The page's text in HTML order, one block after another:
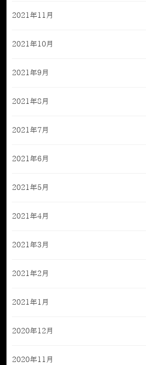
2021年11月
2021年10月
2021年9月
2021年8月
2021年7月
2021年6月
2021年5月
2021年4月
2021年3月
2021年2月
2021年1月
2020年12月
2020年11月